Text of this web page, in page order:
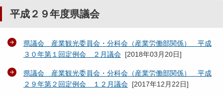
平成２９年度県議会
県議会 産業観光委員会・分科会（産業労働部関係） 平成
３０年第１回定例会 ２月議会 [2018年03月20日]
県議会 産業観光委員会・分科会（産業労働部関係） 平成
２９年第２回定例会 １２月議会 [2017年12月22日]